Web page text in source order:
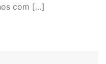
com […]